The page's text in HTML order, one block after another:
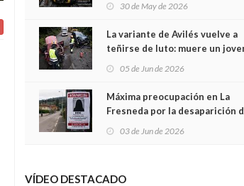
sobrecoste de los trenes que
cabían por los túneles
30 de May de 2026
La variante de Avilés vuelve a
teñirse de luto: muere un
05 de Jun de 2026
Máxima preocupación en La
Fresneda por la desaparición
03 de Jun de 2026
VÍDEO DESTACADO